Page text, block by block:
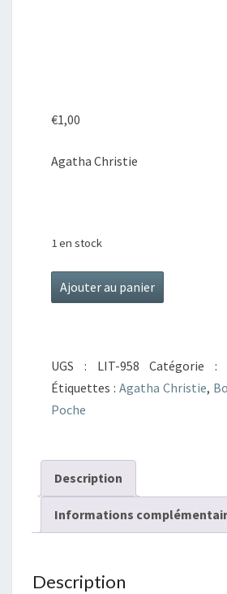
€1,00
Agatha Christie
1 en stock
quantité
de
de
seigle
Ajouter au panier
UGS : LIT-958 Catégorie :
Étiquettes : Agatha Christie,
Poche
Description
Informations
Description